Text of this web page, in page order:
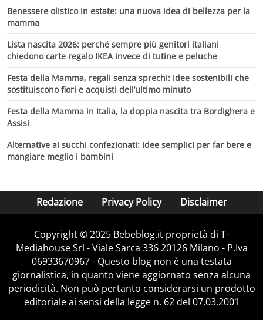
Benessere olistico in estate: una nuova idea di bellezza per la
mamma
Lista nascita 2026: perché sempre più genitori italiani
chiedono carte regalo IKEA invece di tutine e peluche
Festa della Mamma, regali senza sprechi: idee sostenibili che
sostituiscono fiori e acquisti dell’ultimo minuto
Festa della Mamma in Italia, la doppia nascita tra Bordighera e
Assisi
Alternative ai succhi confezionati: idee semplici per far bere e
mangiare meglio i bambini
Redazione Privacy Policy Disclaimer
Copyright © 2025 Bebeblog.it proprietà di T-
Mediahouse Srl - Viale Sarca 336 20126 Milano - P.Iva
06933670967 - Questo blog non è una testata
giornalistica, in quanto viene aggiornato senza alcuna
periodicità. Non può pertanto considerarsi un prodotto
editoriale ai sensi della legge n. 62 del 07.03.2001